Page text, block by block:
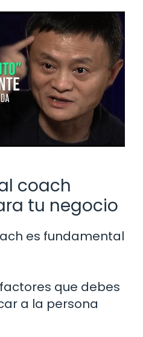
coach
tu negocio
es fundamental
que debes
a la persona